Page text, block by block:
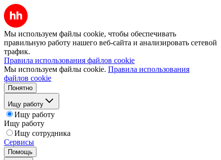
Мы используем файлы cookie, чтобы обеспечивать
правильную работу нашего веб-сайта и анализировать сетевой
трафик.
Правила использования файлов cookie
Мы используем файлы cookie. Правила использования
файлов cookie
Понятно
Ищу работу
Ищу работу
Ищу работу
Ищу сотрудника
Сервисы
Помощь